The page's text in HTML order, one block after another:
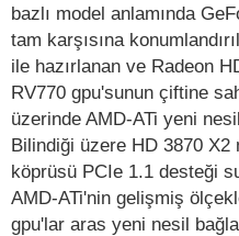
bazlı model anlamında
tam karşısına
ile hazırlanan ve Radeon
RV770 gpu'sunun çiftine
üzerinde AMD-ATi yeni
Bilindiği üzere HD 3870 X2
köprüsü PCIe 1.1 desteği
AMD-ATi'nin gelişmiş
gpu'lar aras yeni nesil